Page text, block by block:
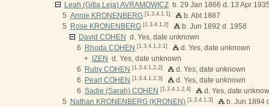
Leah (Gitla Leja) AVRAMOWICZ b. 29 Jan 1866 d. 13 Apr
5 Annie KRONENBERG [1.3.4.1.1]
b. Abt 1887
5
Rose KRONENBERG [1.3.4.1.2]
b. Jun 1892 d. 1958
David COHEN d. Yes, date unknown
6
Rhoda COHEN [1.3.4.1.2.1]
d. Yes, date unknown
+
IZEN d. Yes, date unknown
6
Ruby COHEN [1.3.4.1.2.2]
d. Yes, date unknown
6
Pearl COHEN [1.3.4.1.2.3]
d. Yes, date unknown
6 Sadie (Sarah) COHEN [1.3.4.1.2.4]
d. Yes, date
5
Nathan KRONENBERG (KRONEN) [1.3.4.1.3]
b. Jun 1894